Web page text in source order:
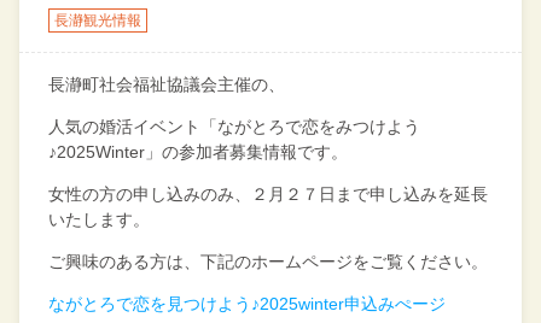
長瀞観光情報
長瀞町社会福祉協議会主催の、
人気の婚活イベント「ながとろで恋をみつけよう
♪2025Winter」の参加者募集情報です。
女性の方の申し込みのみ、２月２７日まで申し込みを延長
いたします。
ご興味のある方は、下記のホームページをご覧ください。
ながとろで恋を見つけよう♪2025winter申込みぺージ